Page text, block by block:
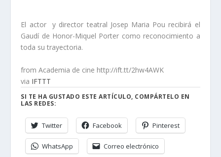
El actor y director teatral Josep Maria Pou recibirá el
Gaudí de Honor-Miquel Porter como reconocimiento a
toda su trayectoria.
from Academia de cine http://ift.tt/2hw4AWK
via IFTTT
SI TE HA GUSTADO ESTE ARTÍCULO, COMPÁRTELO EN
LAS REDES:
Twitter Facebook Pinterest
WhatsApp Correo electrónico